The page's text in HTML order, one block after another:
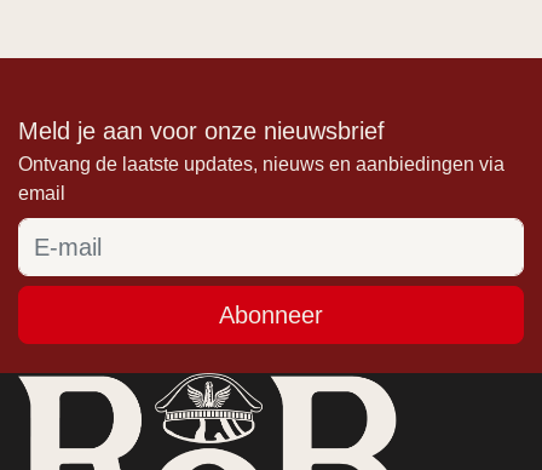
Meld je aan voor onze nieuwsbrief
Ontvang de laatste updates, nieuws en aanbiedingen via
email
Abonneer